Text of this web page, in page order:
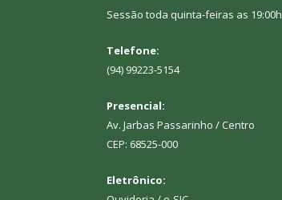
Sessão toda quinta-feiras as 19:00h
Telefone:
(94) 99223-5154
Presencial:
Av. Jarbas Passarinho / Centro
CEP: 68525-000
Eletrônico: